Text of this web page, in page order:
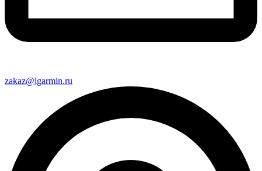
zakaz@igarmin.ru